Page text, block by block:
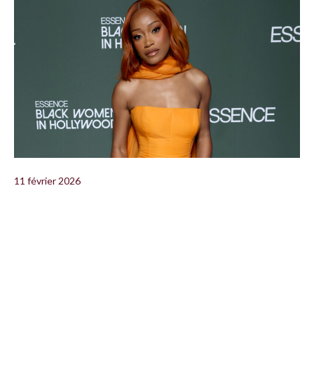
11 février 2026